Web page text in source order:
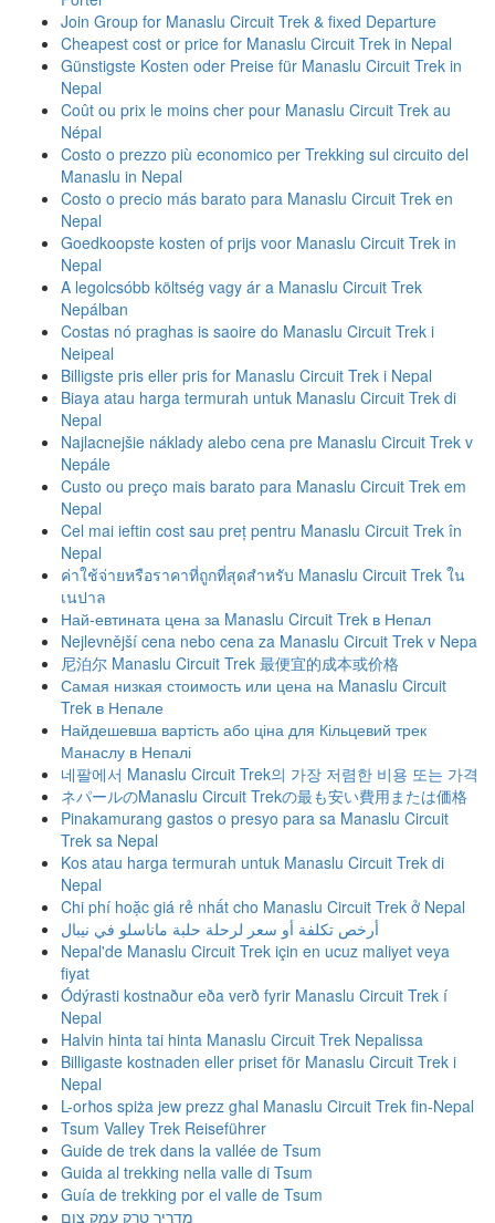
Join Group for Manaslu Circuit Trek & fixed Departure
Cheapest cost or price for Manaslu Circuit Trek in Nepal
Günstigste Kosten oder Preise für Manaslu Circuit Trek in
Nepal
Coût ou prix le moins cher pour Manaslu Circuit Trek au
Népal
Costo o prezzo più economico per Trekking sul circuito del
Manaslu in Nepal
Costo o precio más barato para Manaslu Circuit Trek en
Nepal
Goedkoopste kosten of prijs voor Manaslu Circuit Trek in
Nepal
A legolcsóbb költség vagy ár a Manaslu Circuit Trek
Nepálban
Costas nó praghas is saoire do Manaslu Circuit Trek i
Neipeal
Billigste pris eller pris for Manaslu Circuit Trek i Nepal
Biaya atau harga termurah untuk Manaslu Circuit Trek di
Nepal
Najlacnejšie náklady alebo cena pre Manaslu Circuit Trek v
Nepále
Custo ou preço mais barato para Manaslu Circuit Trek em
Nepal
Cel mai ieftin cost sau preț pentru Manaslu Circuit Trek în
Nepal
ค่าใช้จ่ายหรือราคาที่ถูกที่สุดสําหรับ Manaslu Circuit Trek ใน
เนปาล
Най-евтината цена за Manaslu Circuit Trek в Непал
Nejlevnější cena nebo cena za Manaslu Circuit Trek v Nepa
尼泊尔 Manaslu Circuit Trek 最便宜的成本或价格
Самая низкая стоимость или цена на Manaslu Circuit
Trek в Непале
Найдешевша вартість або ціна для Кільцевий трек
Манаслу в Непалі
네팔에서 Manaslu Circuit Trek의 가장 저렴한 비용 또는 가격
ネパールのManaslu Circuit Trekの最も安い費用または価格
Pinakamurang gastos o presyo para sa Manaslu Circuit
Trek sa Nepal
Kos atau harga termurah untuk Manaslu Circuit Trek di
Nepal
Chi phí hoặc giá rẻ nhất cho Manaslu Circuit Trek ở Nepal
أرخص تكلفة أو سعر لرحلة حلبة ماناسلو في نيبال
Nepal'de Manaslu Circuit Trek için en ucuz maliyet veya
fiyat
Ódýrasti kostnaður eða verð fyrir Manaslu Circuit Trek í
Nepal
Halvin hinta tai hinta Manaslu Circuit Trek Nepalissa
Billigaste kostnaden eller priset för Manaslu Circuit Trek i
Nepal
L-orħos spiża jew prezz għal Manaslu Circuit Trek fin-Nepal
Tsum Valley Trek Reiseführer
Guide de trek dans la vallée de Tsum
Guida al trekking nella valle di Tsum
Guía de trekking por el valle de Tsum
מדריך טרק עמק צום